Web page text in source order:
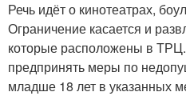
Речь идёт о кинотеатрах,
Ограничение касается и
которые расположены в
предпринять меры по
младше 18 лет в указанных